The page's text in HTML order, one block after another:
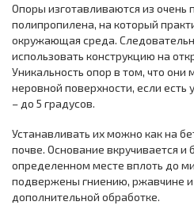
Опоры изготавливаются из очень
полипропилена, на который
окружающая среда.
использовать конструкцию на
Уникальность опор в том, что они
неровной поверхности, если
– до 5 градусов.
Устанавливать их можно как на
почве. Основание вкручивается и
определенном месте вплоть до
подвержены гниению, ржавчине
дополнительной обработке.